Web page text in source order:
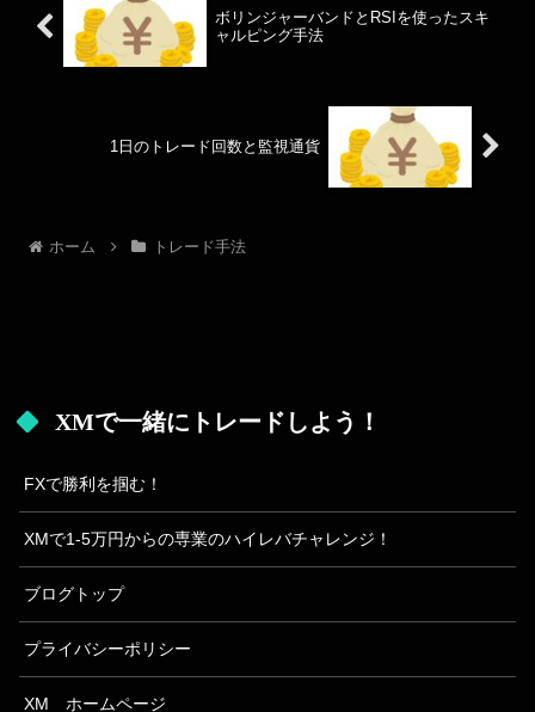
ボリンジャーバンドとRSIを使ったスキ
ャルピング手法
1日のトレード回数と監視通貨
ホーム トレード手法
XMで一緒にトレードしよう！
FXで勝利を掴む！
XMで1-5万円からの専業のハイレバチャレンジ！
ブログトップ
プライバシーポリシー
XM ホームページ